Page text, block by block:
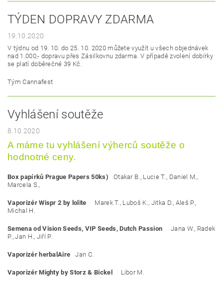
TÝDEN DOPRAVY ZDARMA
19.10.2020
V týdnu od 19. 10. do 25. 10. 2020 můžete využít u všech objednávek
nad 1.000,- dopravu přes Zásilkovnu zdarma. V případě zvolení dobírky
se platí doběrečné 39 Kč.
Tým Cannafest
Vyhlášení soutěže
8.10.2020
A máme tu vyhlášení výherců soutěže o
hodnotné ceny.
Box papírků Prague Papers 50ks) Otakar B., Lucie T., Daniel M.,
Marcela S.,
Vaporizér Wispr 2 by lolite
Marek T., Luboš K., Jitka D., Aleš P.,
Michal H.
Semena od Vision Seeds, VIP Seeds, Dutch Passion
Jana W., Radek
P., Jan H., Jiří P.
Vaporizér herbalAireJan C.
Vaporizér Mighty by Storz& Bickel Libor M.